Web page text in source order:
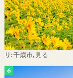
リ:千歳市, 見る